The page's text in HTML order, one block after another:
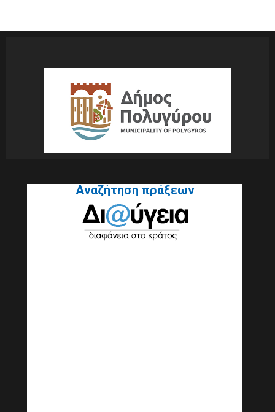
Αναζήτηση πράξεων